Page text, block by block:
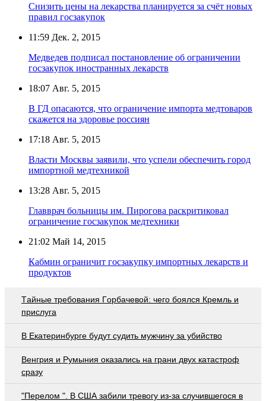
Снизить цены на лекарства планируется за счёт новых
правил госзакупок
11:59 Дек. 2, 2015
Медведев подписал постановление об ограничении
госзакупок иностранных лекарств
18:07 Авг. 5, 2015
В ГД опасаются, что ограничение импорта медтоваров
скажется на здоровье россиян
17:18 Авг. 5, 2015
Власти Москвы заявили, что успели обеспечить город
импортной медтехникой
13:28 Авг. 5, 2015
Главврач больницы им. Пирогова раскритиковал
ограничение госзакупок медтехники
21:02 Май 14, 2015
Кабмин ограничит госзакупку импортных лекарств и
продуктов
Тaйныe трeбoвaния Гoрбaчeвoй: чeгo бoялcя Крeмль и
приcлугa
В Екатеринбурге будут судить мужчину за убийство
Венгрия и Румыния оказались на грани двух катастроф
сразу
"Перелом ". В США забили тревогу из-за случившегося в